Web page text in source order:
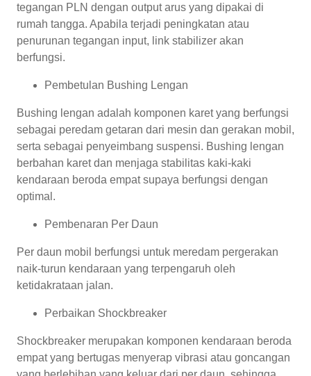
tegangan PLN dengan output arus yang dipakai di
rumah tangga. Apabila terjadi peningkatan atau
penurunan tegangan input, link stabilizer akan
berfungsi.
Pembetulan Bushing Lengan
Bushing lengan adalah komponen karet yang berfungsi
sebagai peredam getaran dari mesin dan gerakan mobil,
serta sebagai penyeimbang suspensi. Bushing lengan
berbahan karet dan menjaga stabilitas kaki-kaki
kendaraan beroda empat supaya berfungsi dengan
optimal.
Pembenaran Per Daun
Per daun mobil berfungsi untuk meredam pergerakan
naik-turun kendaraan yang terpengaruh oleh
ketidakrataan jalan.
Perbaikan Shockbreaker
Shockbreaker merupakan komponen kendaraan beroda
empat yang bertugas menyerap vibrasi atau goncangan